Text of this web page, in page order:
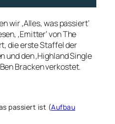
wir ‚Alles, was passiert‘
‚Emitter‘ von The
die erste Staffel der
und den ‚Highland Single
Bracken verkostet.
passiert ist (Aufbau